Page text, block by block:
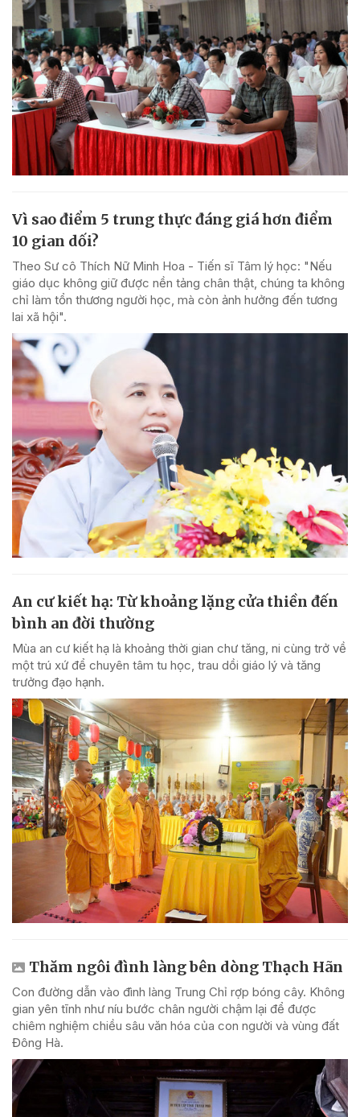
Vì sao điểm 5 trung thực đáng giá hơn điểm
10 gian dối?
Theo Sư cô Thích Nữ Minh Hoa - Tiến sĩ Tâm lý học: "Nếu
giáo dục không giữ được nền tảng chân thật, chúng ta không
chỉ làm tổn thương người học, mà còn ảnh hưởng đến tương
lai xã hội".
An cư kiết hạ: Từ khoảng lặng cửa thiền đến
bình an đời thường
Mùa an cư kiết hạ là khoảng thời gian chư tăng, ni cùng trở về
một trú xứ để chuyên tâm tu học, trau dồi giáo lý và tăng
trưởng đạo hạnh.
Thăm ngôi đình làng bên dòng Thạch Hãn
Con đường dẫn vào đình làng Trung Chỉ rợp bóng cây. Không
gian yên tĩnh như níu bước chân người chậm lại để được
chiêm nghiệm chiều sâu văn hóa của con người và vùng đất
Đông Hà.